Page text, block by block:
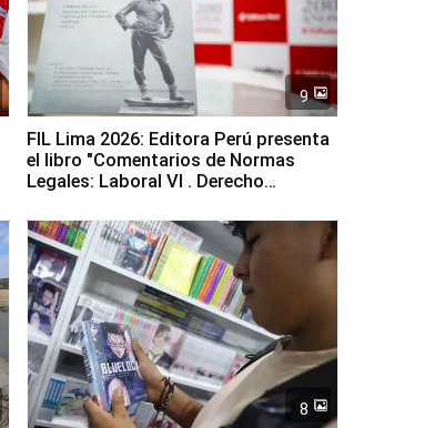
9
FIL Lima 2026: Editora Perú presenta
el libro "Comentarios de Normas
Legales: Laboral Vl . Derecho
8